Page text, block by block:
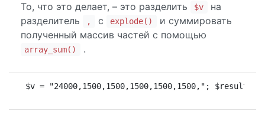
То, что это делает, – это разделить $v
на
разделитель
, с explode()
и суммировать
полученный массив частей с помощью
array_sum() .
$v = "24000,1500,1500,1500,1500,1500,";